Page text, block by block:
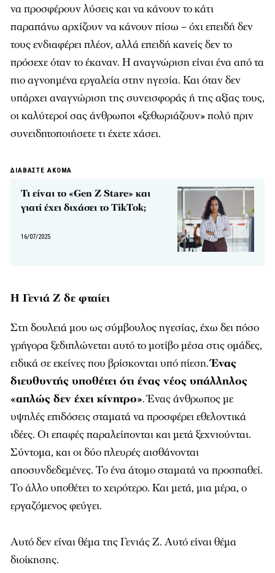
να προσφέρουν λύσεις και να κάνουν το κάτι
παραπάνω αρχίζουν να κάνουν πίσω – όχι επειδή δεν
τους ενδιαφέρει πλέον, αλλά επειδή κανείς δεν το
πρόσεχε όταν το έκαναν. Η αναγνώριση είναι ένα από τα
πιο αγνοημένα εργαλεία στην ηγεσία. Και όταν δεν
υπάρχει αναγνώριση της συνεισφοράς ή της αξίας τους,
οι καλύτεροί σας άνθρωποι «ξεθωριάζουν» πολύ πριν
συνειδητοποιήσετε τι έχετε χάσει.
ΔΙΑΒΑΣΤΕ ΑΚΟΜΑ
Τι είναι το «Gen Z Stare» και
γιατί έχει διχάσει το TikTok;
16/07/2025
Η Γενιά Ζ δε φταίει
Στη δουλειά μου ως σύμβουλος ηγεσίας, έχω δει πόσο
γρήγορα ξεδιπλώνεται αυτό το μοτίβο μέσα στις ομάδες,
ειδικά σε εκείνες που βρίσκονται υπό πίεση.Ένας
διευθυντής υποθέτει ότι ένας νέος υπάλληλος
«απλώς δεν έχει κίνητρο». Ένας άνθρωπος με
υψηλές επιδόσεις σταματά να προσφέρει εθελοντικά
ιδέες. Οι επαφές παραλείπονται και μετά ξεχνιούνται.
Σύντομα, και οι δύο πλευρές αισθάνονται
αποσυνδεδεμένες. Το ένα άτομο σταματά να προσπαθεί.
Το άλλο υποθέτει το χειρότερο. Και μετά, μια μέρα, ο
εργαζόμενος φεύγει.
Αυτό δεν είναι θέμα της Γενιάς Ζ. Αυτό είναι θέμα
διοίκησης.